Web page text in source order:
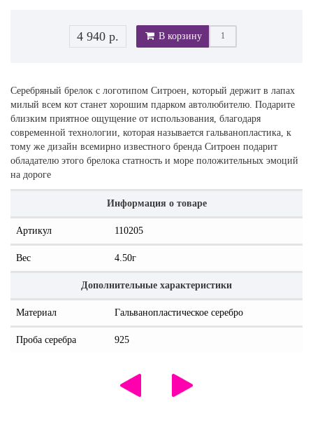
4 940 р. В корзину
Серебряный брелок с логотипом Ситроен, который держит в лапах
милый всем кот станет хорошим пдарком автолюбителю. Подарите
близким приятное ощущение от использования, благодаря
современной технологии, которая называется гальванопластика, к
тому же дизайн всемирно известного бренда Ситроен подарит
обладателю этого брелока статность и море положительных эмоций
на дороге
Информация о товаре
Артикул 110205
Вес 4.50г
Дополнительные характеристики
Материал Гальванопластическое серебро
Проба серебра 925